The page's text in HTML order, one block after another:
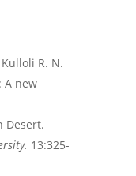
R. N.
A new
Desert.
13:325-